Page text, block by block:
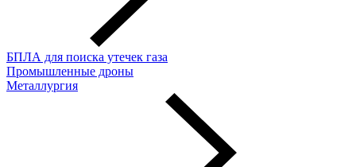
БПЛА для поиска утечек газа
Промышленные дроны
Металлургия